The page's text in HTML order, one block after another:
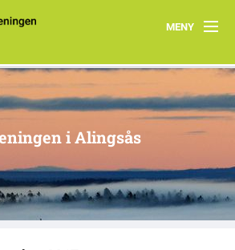
MENY
Aktuellt
Program 2026
Samarbetsprojekt
Om oss
i Alingsås